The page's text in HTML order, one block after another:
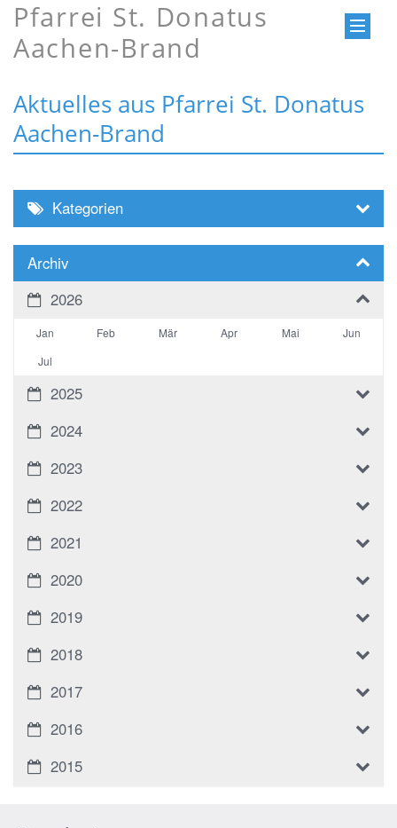
Pfarrei St. Donatus
Aachen-Brand
Aktuelles aus Pfarrei St. Donatus
Aachen-Brand
Kategorien
Archiv
2026
Jan Feb Mär Apr Mai
Jun
Jul
2025
2024
2023
2022
2021
2020
2019
2018
2017
2016
2015